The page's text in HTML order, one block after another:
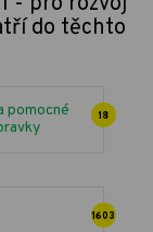
do těchto
pomocné
18
1603